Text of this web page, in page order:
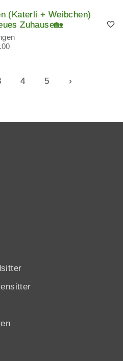
(Katerli + Weibchen)
Zuhause🏡
4 5 ›